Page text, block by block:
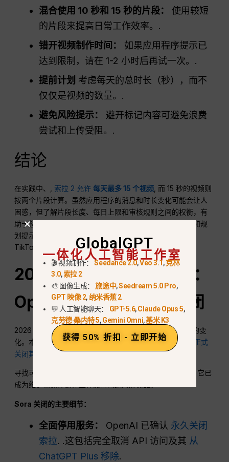
混合使用 10 秒和 15 秒的片段：
使用较短
的片段来提高日常工作效率。.
错开视频制作时间：
如果应用程序提示已
达到限制，请在 1-2 小时后再试一次。.
提前计划 考虑每天的总时长（秒），而不
仅仅是视频的数量。.
避免风险提示：
避开标记内容可避免浪费
尝试和上传受阻。.
结论
在实践中、, 索拉 2 允许每天最多 15 个视频, 而 15 秒的视频则
按两个片段计算。虽然应用程序的消息和时长变化可能会让人
困惑，但了解片段长度、每日上限和审核规则之间的权衡，有
助于您最大限度地发挥创意。通过有策略地混合视频长度和规
划提示，您可以充分利用 Sora 2 的每日上限，同时为
TikTok、Instagram 和其他平台制作高质量的内容。.
2026 年 3 月末紧急更新：
OpenAI 的 Sora 永久关闭
2026 年 3 月底，人工智能视频生成格局发生了翻天覆地的变
化。本指南已紧急更新，以反映突发新闻：OpenAI 正在
正式
关闭其 Sora
视频生成服务。.
寻找可靠的
不再只是创作者的可选项。现在，它已
成为维护和保存制作工作流程的绝对必需品。.
Sora 关闭的主要细节：
全面停用服务： OpenAI 已确认 永久关闭
索拉. .这包括完全取消 API 访问及其 从
ChatGPT Plus 移除.
GlobalGPT
一体化人工智能工作室
🎬 视频制作：Seedance 2.0,Veo 3.1,克林
3.0,索拉 2
🎨 图像生成：旅途中,Seedream 5.0 Pro,
GPT 映像 2,纳米香蕉 2
💬 人工智能聊天： GPT-5.6,Claude Opus 5,
克劳德·桑内特 5,Gemini Omni,基米 K3
获得 50% 折扣 - 立即开始